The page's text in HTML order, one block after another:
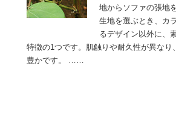
地からソファの張地
生地を選ぶとき、カ
るデザイン以外に、
特徴の1つです。肌触りや耐久性が異なり
豊かです。 ……